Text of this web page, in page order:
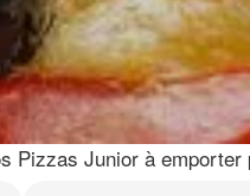
Pizzas Junior à